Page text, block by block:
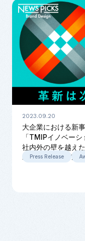
2023.09.20
大企業における新
「TMIPイノベーシ
社内外の壁を越え
表彰式:2023年11
Press Release